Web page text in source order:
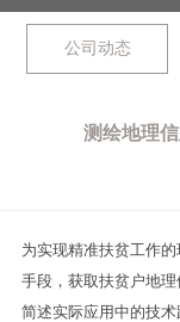
公司动态
测绘地理
为实现精准扶贫工作
手段，获取扶贫户地
简述实际应用中的技